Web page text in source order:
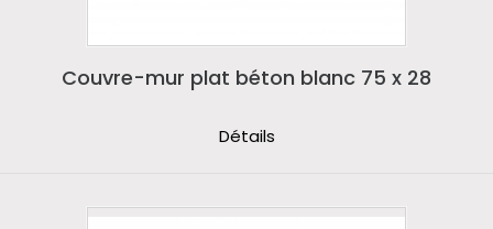
Couvre-mur plat béton blanc 75 x 28
Détails